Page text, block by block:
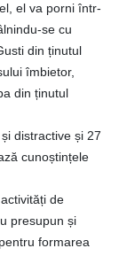
el va porni într-
se cu
din ținutul
îmbietor,
din ținutul
distractive și 27
cunoștințele
de
presupun și
formarea